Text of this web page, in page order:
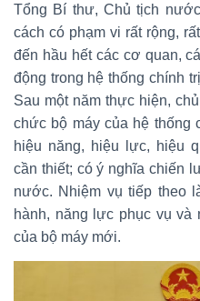
Tổng Bí thư, Chủ tịch
cách có phạm vi rất rộng,
đến hầu hết các cơ quan,
động trong hệ thống chính
Sau một năm thực hiện,
chức bộ máy của hệ thống
hiệu năng, hiệu lực, hiệu
cần thiết; có ý nghĩa chiến
nước. Nhiệm vụ tiếp theo
hành, năng lực phục vụ và
của bộ máy mới.